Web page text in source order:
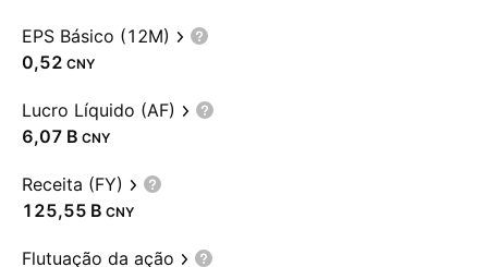
EPS Básico (12M)
0,52 CNY
Lucro Líquido (AF)
‪6,07 B‬ CNY
Receita (FY)
‪125,55 B‬ CNY
Flutuação da ação